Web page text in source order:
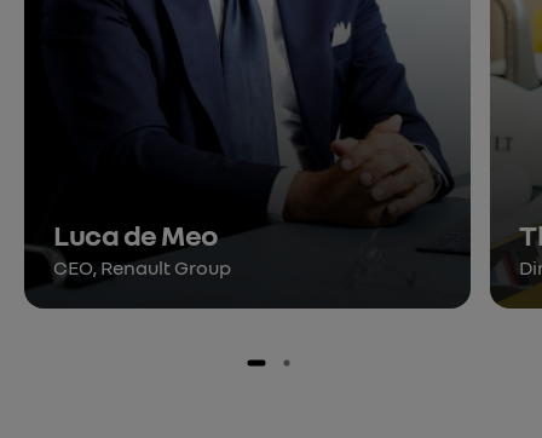
Luca de Meo
CEO, Renault Group